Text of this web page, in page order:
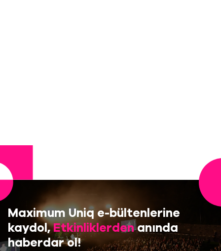
Maximum Uniq e-bültenlerine
kaydol,Etkinliklerdenanında
haberdar ol!